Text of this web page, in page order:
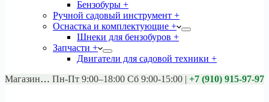
Бензобуры +
Ручной садовый инструмент +
Оснастка и комплектующие +
Шнеки для бензобуров +
Запчасти +
Двигатели для садовой техники +
Магазины: Калуга ул. Московская д.113
Пн-Пт 9:00–18:00 Сб 9:00-15:00 | +7 (910) 915-97-97